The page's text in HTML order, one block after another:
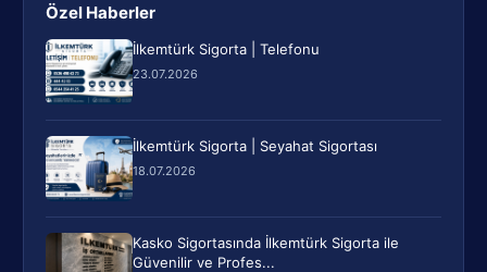
Özel Haberler
İlkemtürk Sigorta | Telefonu
23.07.2026
İlkemtürk Sigorta | Seyahat Sigortası
18.07.2026
Kasko Sigortasında İlkemtürk Sigorta ile
Güvenilir ve Profes...